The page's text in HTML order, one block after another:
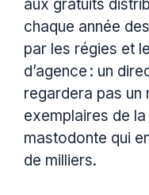
aux gratuits
chaque année
par les régies et
d’agence : un
regardera pas un
exemplaires de la
mastodonte qui
de milliers.